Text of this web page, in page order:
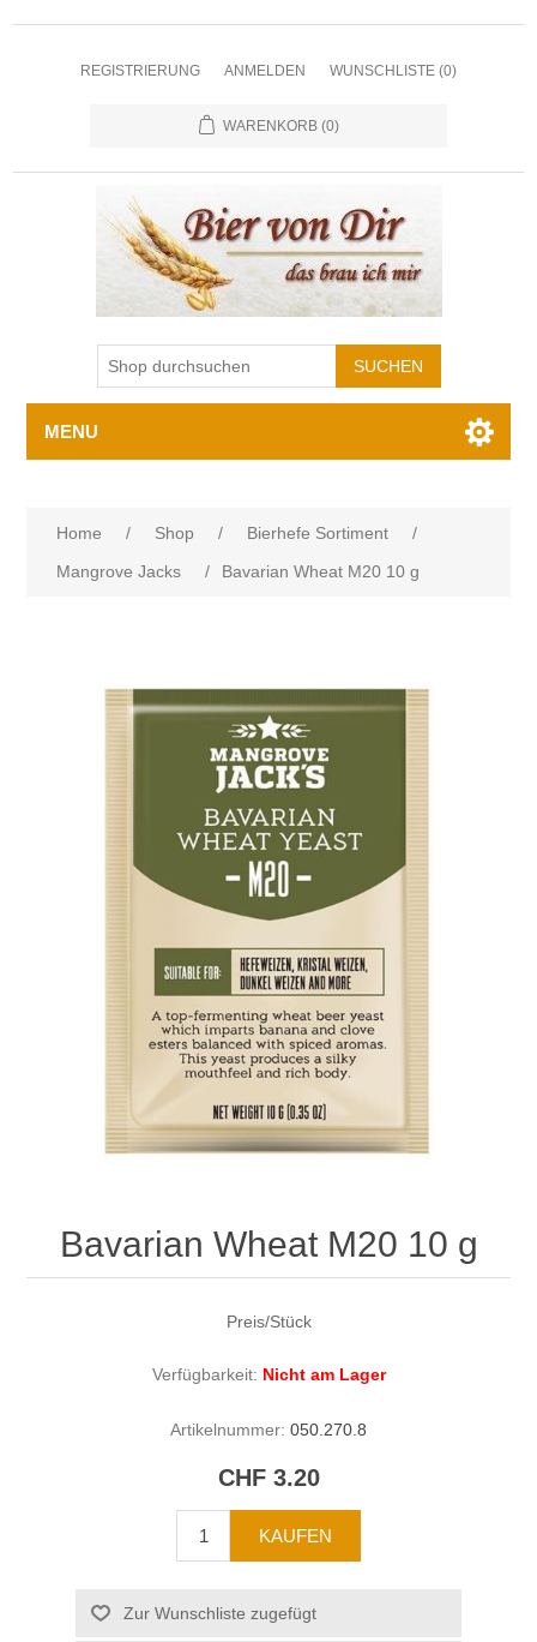
REGISTRIERUNG ANMELDEN WUNSCHLISTE (0)
WARENKORB (0)
MENU
Home / Shop / Bierhefe Sortiment
/
Mangrove Jacks
/ Bavarian Wheat M20 10 g
Bavarian Wheat M20 10 g
Preis/Stück
Verfügbarkeit: Nicht am Lager
Artikelnummer: 050.270.8
CHF 3.20